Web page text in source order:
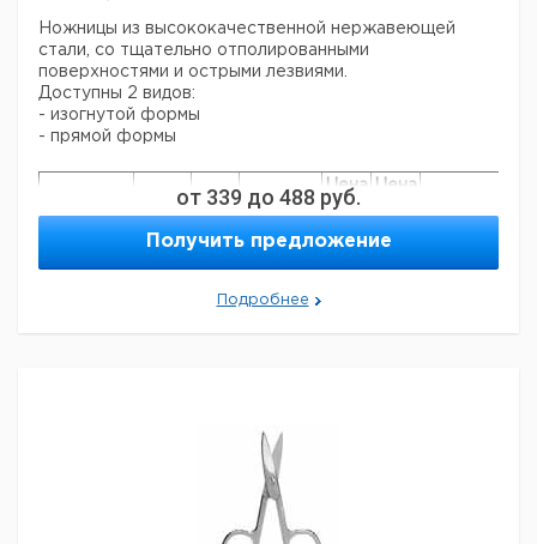
Ножницы из высококачественной нержавеющей
стали, со тщательно отполированными
поверхностями и острыми лезвиями.
Доступны 2 видов:
- изогнутой формы
- прямой формы
Тип
Длина
мм
Кол-
во в
упак.
Кат.
номер
Цена
с
НДС,
евро
Цена
НДС,
руб
поставки
130 1 9204222
от 339 до 488 руб.
Получить предложение
Подробнее